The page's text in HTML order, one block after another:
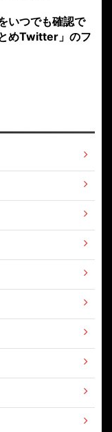
いつでも確認で
めTwitter」のフ